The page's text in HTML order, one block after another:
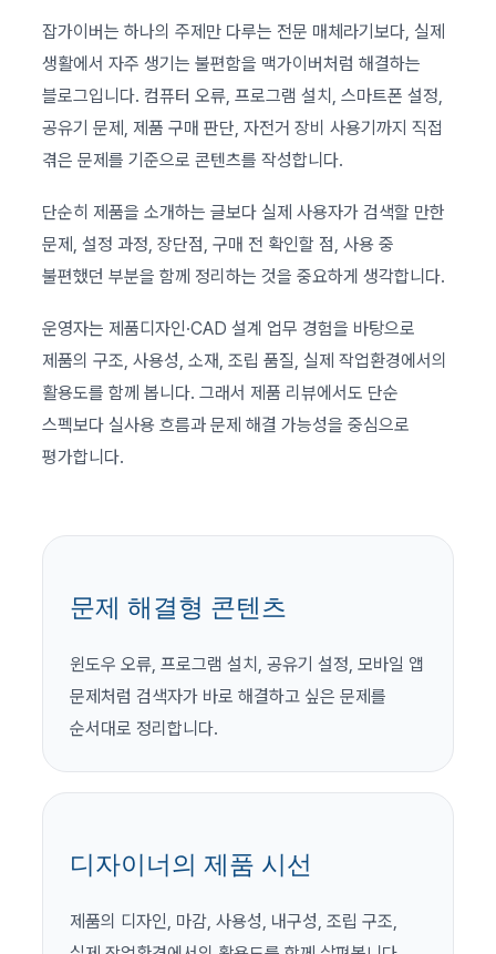
잡가이버는 하나의 주제만 다루는 전문 매체라기보다, 실제
생활에서 자주 생기는 불편함을 맥가이버처럼 해결하는
블로그입니다. 컴퓨터 오류, 프로그램 설치, 스마트폰 설정,
공유기 문제, 제품 구매 판단, 자전거 장비 사용기까지 직접
겪은 문제를 기준으로 콘텐츠를 작성합니다.
단순히 제품을 소개하는 글보다 실제 사용자가 검색할 만한
문제, 설정 과정, 장단점, 구매 전 확인할 점, 사용 중
불편했던 부분을 함께 정리하는 것을 중요하게 생각합니다.
운영자는 제품디자인·CAD 설계 업무 경험을 바탕으로
제품의 구조, 사용성, 소재, 조립 품질, 실제 작업환경에서의
활용도를 함께 봅니다. 그래서 제품 리뷰에서도 단순
스펙보다 실사용 흐름과 문제 해결 가능성을 중심으로
평가합니다.
문제 해결형 콘텐츠
윈도우 오류, 프로그램 설치, 공유기 설정, 모바일 앱
문제처럼 검색자가 바로 해결하고 싶은 문제를
순서대로 정리합니다.
디자이너의 제품 시선
제품의 디자인, 마감, 사용성, 내구성, 조립 구조,